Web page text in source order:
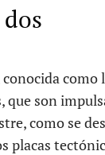
que son
como se
placas